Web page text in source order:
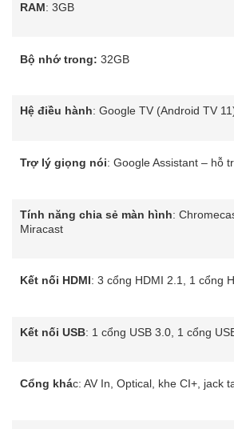
RAM: 3GB
Bộ nhớ trong: 32GB
Hệ điều hành: Google TV (Android TV
Trợ lý giọng nói: Google Assistant – hỗ
Tính năng chia sẻ màn hình:
Miracast
Kết nối HDMI: 3 cổng HDMI 2.1, 1 cổng
Kết nối USB: 1 cổng USB 3.0, 1 cổng
Cổng khác: AV In, Optical, khe CI+, jack